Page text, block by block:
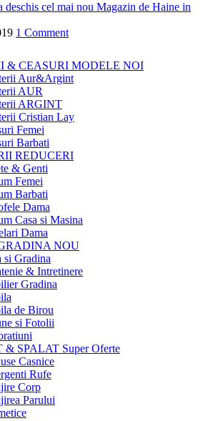
deschis cel mai nou Magazin de Haine in
1 Comment
& CEASURI MODELE NOI
Aur&Argint
AUR
ARGINT
Cristian Lay
Femei
Barbati
REDUCERI
& Genti
Femei
Barbati
Dama
Casa si Masina
Dama
NOU
si Gradina
& Intretinere
Gradina
de Birou
si Fotolii
& SPALAT Super Oferte
Casnice
Rufe
Corp
Parului